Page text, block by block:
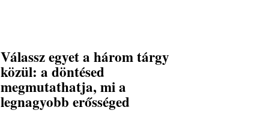
Válassz egyet a három tárgy
közül: a döntésed
megmutathatja, mi a
legnagyobb erősséged